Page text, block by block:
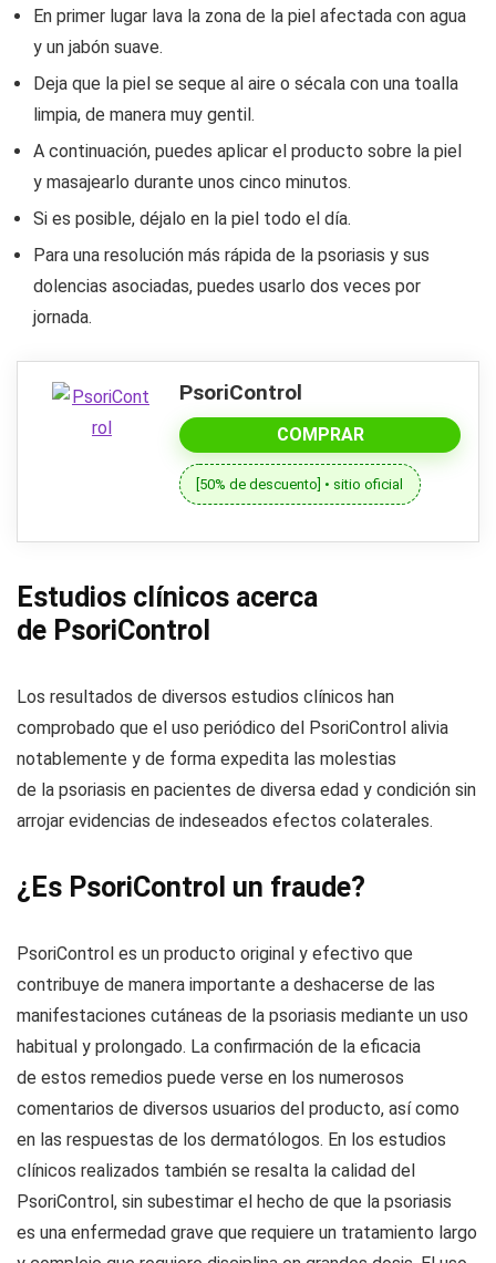
En primer lugar lava la zona de la piel afectada con agua
y un jabón suave.
Deja que la piel se seque al aire o sécala con una toalla
limpia, de manera muy gentil.
A continuación, puedes aplicar el producto sobre la piel
y masajearlo durante unos cinco minutos.
Si es posible, déjalo en la piel todo el día.
Para una resolución más rápida de la psoriasis y sus
dolencias asociadas, puedes usarlo dos veces por
jornada.
PsoriControl
COMPRAR
[50% de descuento] • sitio oficial
Estudios clínicos acerca
de PsoriControl
Los resultados de diversos estudios clínicos han
comprobado que el uso periódico del PsoriControl alivia
notablemente y de forma expedita las molestias
de la psoriasis en pacientes de diversa edad y condición sin
arrojar evidencias de indeseados efectos colaterales.
¿Es PsoriControl un fraude?
PsoriControl es un producto original y efectivo que
contribuye de manera importante a deshacerse de las
manifestaciones cutáneas de la psoriasis mediante un uso
habitual y prolongado. La confirmación de la eficacia
de estos remedios puede verse en los numerosos
comentarios de diversos usuarios del producto, así como
en las respuestas de los dermatólogos. En los estudios
clínicos realizados también se resalta la calidad del
PsoriControl, sin subestimar el hecho de que la psoriasis
es una enfermedad grave que requiere un tratamiento largo